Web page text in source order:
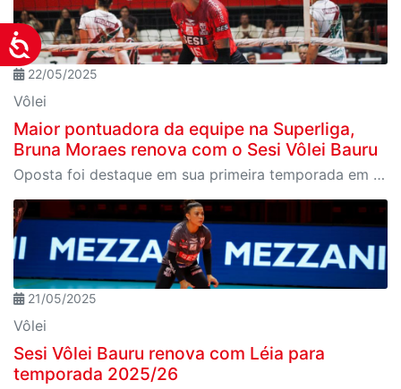
Acessibilidade
22/05/2025
Vôlei
Maior pontuadora da equipe na Superliga,
Bruna Moraes renova com o Sesi Vôlei Bauru
Oposta foi destaque em sua primeira temporada em Bauru, sendo líder de pontos e maior pontuadora do time na final da Superliga
21/05/2025
Vôlei
Sesi Vôlei Bauru renova com Léia para
temporada 2025/26